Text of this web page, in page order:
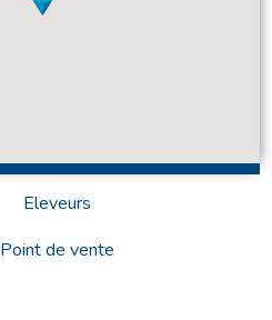
Eleveurs
Point de vente